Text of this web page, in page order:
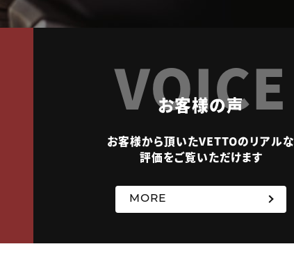
VOICE
お客様の声
お客様から頂いたVETTOのリアルな
評価をご覧いただけます
MORE